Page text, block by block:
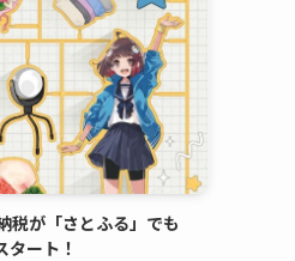
税が「さとふる」でも
タート！